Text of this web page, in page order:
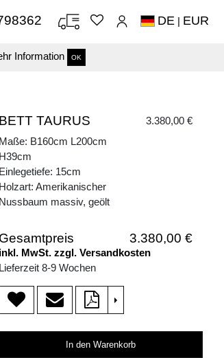
Information OK
DE | EUR
BETT TAURUS
3.380,00 €
Maße: B160cm L200cm
H39cm
Einlegetiefe: 15cm
Holzart: Amerikanischer
Nussbaum massiv, geölt
Gesamtpreis 3.380,00 €
inkl. MwSt. zzgl. Versandkosten
Lieferzeit 8-9 Wochen
>
In den Warenkorb